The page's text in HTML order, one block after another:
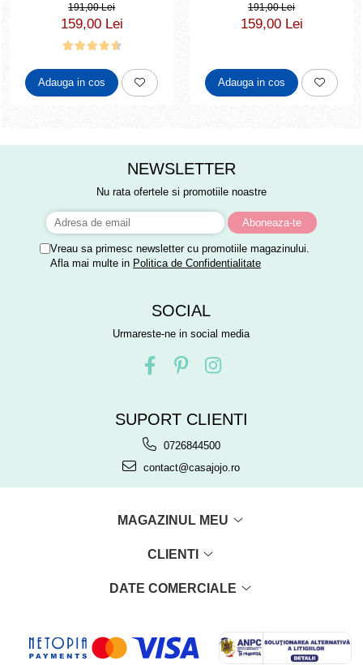
191,00 Lei
159,00 Lei
Adauga in cos
191,00 Lei
159,00 Lei
Adauga in cos
NEWSLETTER
Nu rata ofertele si promotiile noastre
Vreau sa primesc newsletter cu promotiile magazinului.
Afla mai multe in Politica de Confidentialitate
SOCIAL
Urmareste-ne in social media
SUPORT CLIENTI
0726844500
contact@casajojo.ro
MAGAZINUL MEU
CLIENTI
DATE COMERCIALE